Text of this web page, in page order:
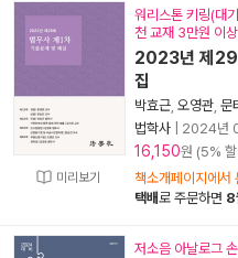
미리보기
워리스톤 키링(대
천 교재 3만원 이
2023년 제29
집
박효근 오영관 문
법학사
2024년
16,150원 (5%
책소개페이지에서
택배로 주문하면 8
저소음 아날로그